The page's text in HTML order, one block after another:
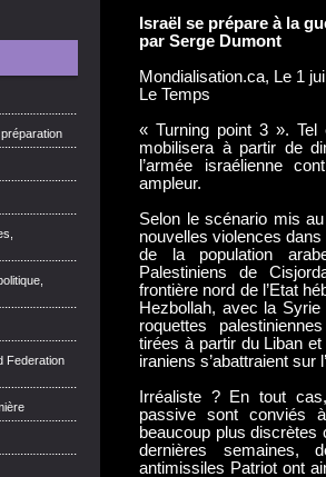
Federation
Israël se prépare à la
par Serge Dumont
Mondialisation.ca, Le 1
Le Temps
« Turning point 3 ».
mobilisera à partir de
l’armée israélienne
ampleur.
Selon le scénario mis
nouvelles violences
de la population
Palestiniens de
frontière nord de l’Etat
Hezbollah, avec la
roquettes
tirées à partir du Liban
iraniens s’abattraient sur
Irréaliste ? En tout
passive sont conviés
beaucoup plus discrètes
dernières semaines,
antimissiles Patriot ont